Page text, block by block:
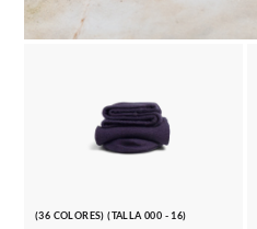
(36 COLORES) (TALLA 000 - 16)